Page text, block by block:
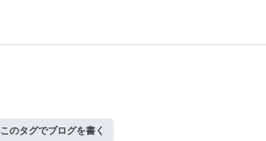
このタグでブログを書く